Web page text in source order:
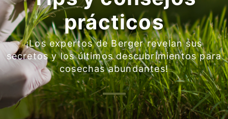
prácticos
¡Los expertos de Berger revelan sus
secretos y los últimos descubrimientos para
cosechas abundantes!